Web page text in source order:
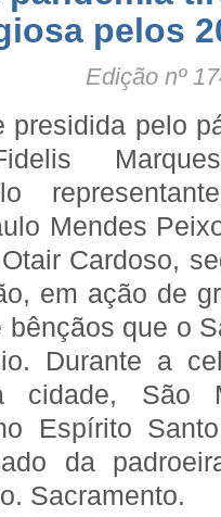
pelos
Edição nº
presidida pelo
Mendes
Cardoso,
em ação de
que o
Durante a
cidade, São
Espírito
da
Sacramento.